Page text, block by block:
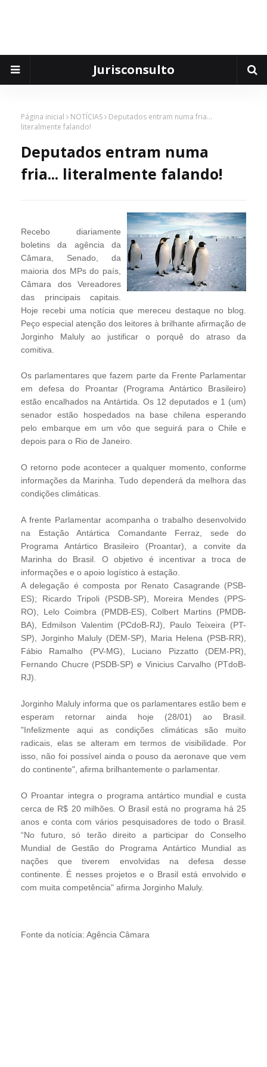
Jurisconsulto
Página inicial NOTÍCIAS
Deputados entram numa fria...
literalmente falando!
Deputados entram numa
fria... literalmente falando!
Recebo diariamente
boletins da agência da
Câmara, Senado, da
maioria dos MPs do país,
Câmara dos Vereadores
das principais capitais.
Hoje recebi uma notícia que mereceu destaque no blog.
Peço especial atenção dos leitores à brilhante afirmação de
Jorginho Maluly ao justificar o porquê do atraso da
comitiva.
Os parlamentares que fazem parte da Frente Parlamentar
em defesa do Proantar (Programa Antártico Brasileiro)
estão encalhados na Antártida. Os 12 deputados e 1 (um)
senador estão hospedados na base chilena esperando
pelo embarque em um vôo que seguirá para o Chile e
depois para o Rio de Janeiro.
O retorno pode acontecer a qualquer momento, conforme
informações da Marinha. Tudo dependerá da melhora das
condições climáticas.
A frente Parlamentar acompanha o trabalho desenvolvido
na Estação Antártica Comandante Ferraz, sede do
Programa Antártico Brasileiro (Proantar), a convite da
Marinha do Brasil. O objetivo é incentivar a troca de
informações e o apoio logístico à estação.
A delegação é composta por Renato Casagrande (PSB-
ES); Ricardo Tripoli (PSDB-SP), Moreira Mendes (PPS-
RO), Lelo Coimbra (PMDB-ES), Colbert Martins (PMDB-
BA), Edmilson Valentim (PCdoB-RJ), Paulo Teixeira (PT-
SP), Jorginho Maluly (DEM-SP), Maria Helena (PSB-RR),
Fábio Ramalho (PV-MG), Luciano Pizzatto (DEM-PR),
Fernando Chucre (PSDB-SP) e Vinicius Carvalho (PTdoB-
RJ).
Jorginho Maluly informa que os parlamentares estão bem e
esperam retornar ainda hoje (28/01) ao Brasil.
"Infelizmente aqui as condições climáticas são muito
radicais, elas se alteram em termos de visibilidade. Por
isso, não foi possível ainda o pouso da aeronave que vem
do continente", afirma brilhantemente o parlamentar.
O Proantar integra o programa antártico mundial e custa
cerca de R$ 20 milhões. O Brasil está no programa há 25
anos e conta com vários pesquisadores de todo o Brasil.
“No futuro, só terão direito a participar do Conselho
Mundial de Gestão do Programa Antártico Mundial as
nações que tiverem envolvidas na defesa desse
continente. É nesses projetos e o Brasil está envolvido e
com muita competência" afirma Jorginho Maluly.
Fonte da notícia: Agência Câmara